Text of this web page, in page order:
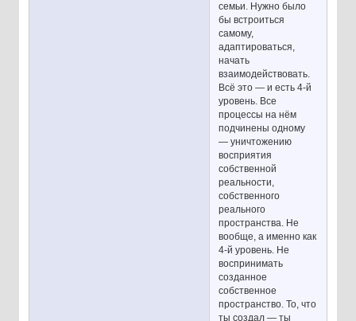
семьи. Нужно было
бы встроиться
самому,
адаптироваться,
начать
взаимодействовать.
Всё это — и есть 4-й
уровень. Все
процессы на нём
подчинены одному
— уничтожению
восприятия
собственной
реальности,
собственного
реального
пространства. Не
вообще, а именно как
4-й уровень. Не
воспринимать
созданное
собственное
пространство. То, что
ты создал — ты